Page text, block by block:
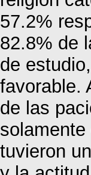
57.2%
82.8% de
de
favorable.
de las
tuvieron